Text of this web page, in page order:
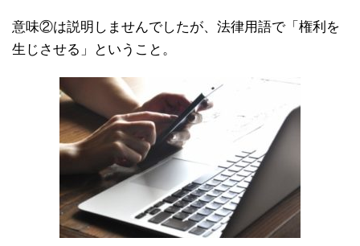
意味②は説明しませんでしたが、法律用語で「権利を
生じさせる」ということ。